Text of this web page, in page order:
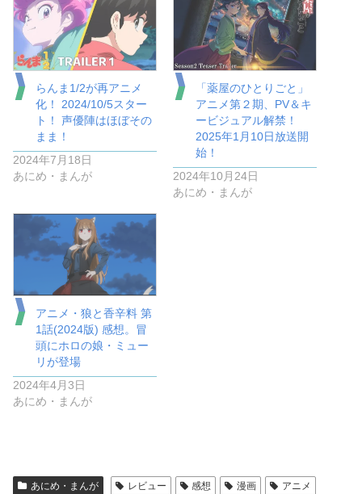
らんま1/2が再アニメ
化！ 2024/10/5スター
ト！ 声優陣はほぼその
まま！
2024年7月18日
あにめ・まんが
「薬屋のひとりごと」
アニメ第２期、PV＆キ
ービジュアル解禁！
2025年1月10日放送開
始！
2024年10月24日
あにめ・まんが
アニメ・狼と香辛料 第
1話(2024版) 感想。冒
頭にホロの娘・ミュー
リが登場
2024年4月3日
あにめ・まんが
あにめ・まんが レビュー 感想 漫画 アニメ